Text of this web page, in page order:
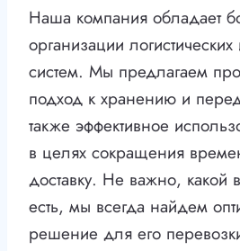
Наша компания обладает
организации
систем. Мы предлагаем
подход к хранению и
также эффективное
в целях сокращения
доставку. Не важно, какой
есть, мы всегда найдем
решение для его